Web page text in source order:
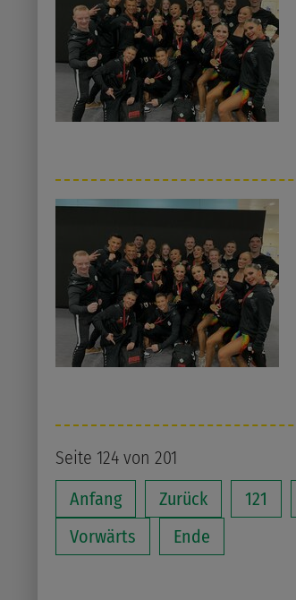
Seite 124 von 201
Anfang
Zurück 121
Vorwärts
Ende